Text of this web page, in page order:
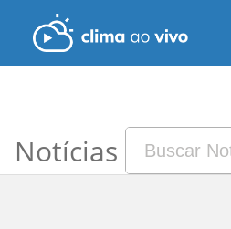
Notícias